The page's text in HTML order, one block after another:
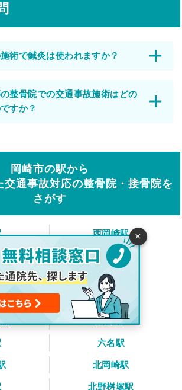
術で鍼灸は使われますか？
整骨院での交通事故施術はどの
すか？
岡崎市の駅から
交通事故対応の整骨院・接骨院を
さがす
西岡崎駅
名電山中駅
美合駅
東岡崎駅
駅
矢作橋駅
六名駅
北岡崎駅
北野桝塚駅
×